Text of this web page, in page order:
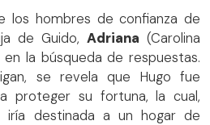
los hombres de confianza de
de Guido, Adriana (Carolina
la búsqueda de respuestas.
se revela que Hugo fue
proteger su fortuna, la cual,
iría destinada a un hogar de